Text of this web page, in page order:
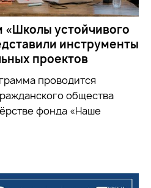
«Школы устойчивого
инструменты
проектов
проводится
общества
фонда «Наше